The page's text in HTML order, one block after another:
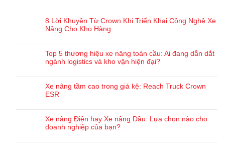
8 Lời Khuyên Từ Crown Khi Triển Khai Công Nghệ Xe
Nâng Cho Kho Hàng
Top 5 thương hiệu xe nâng toàn cầu: Ai đang dẫn dắt
ngành logistics và kho vận hiện đại?
Xe nâng tầm cao trong giá kệ: Reach Truck Crown
ESR
Xe nâng Điện hay Xe nâng Dầu: Lựa chọn nào cho
doanh nghiệp của bạn?